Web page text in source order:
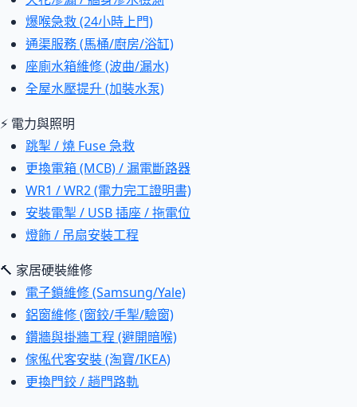
爆喉急救 (24小時上門)
通渠服務 (馬桶/廚房/浴缸)
座廁水箱維修 (波曲/漏水)
全屋水壓提升 (加裝水泵)
⚡ 電力與照明
跳掣 / 燒 Fuse 急救
更換電箱 (MCB) / 漏電斷路器
WR1 / WR2 (電力完工證明書)
安裝電掣 / USB 插座 / 拖電位
燈飾 / 吊扇安裝工程
🔨 家居硬裝維修
電子鎖維修 (Samsung/Yale)
鋁窗維修 (窗鉸/手掣/驗窗)
鑽牆與掛牆工程 (避開暗喉)
傢俬代客安裝 (淘寶/IKEA)
更換門鉸 / 趟門路軌